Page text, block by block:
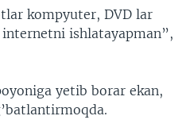
kompyuter, DVD lar
ishlatayapman”,
yetib borar ekan,